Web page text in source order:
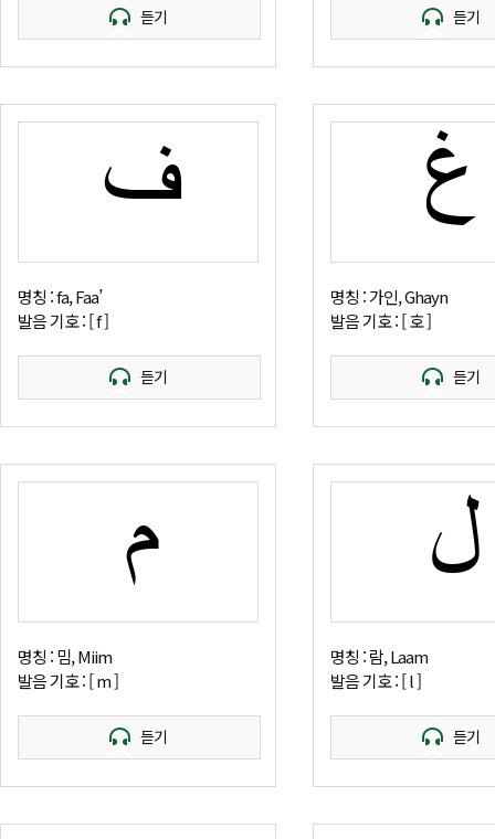
듣기 듣기
ف
명칭 : fa, Faa’
발음 기호 : [ f ]
듣기
غ
명칭 : 가인, Ghayn
발음 기호 : [ 호 ]
듣기
م
명칭 : 밈, Miim
발음 기호 : [ m ]
듣기
ل
명칭 : 람, Laam
발음 기호 : [ l ]
듣기